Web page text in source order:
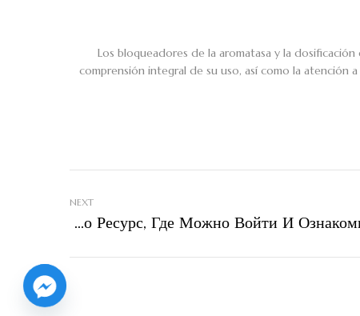
Los bloqueadores de la aromatasa y la
comprensión integral de su uso, así como la atención
NEXT
Официальный Сайт Букмекерской Компании Мелбет — Это Ресурс, Где Можно Войти И Ознакомиться С Его Функциями.